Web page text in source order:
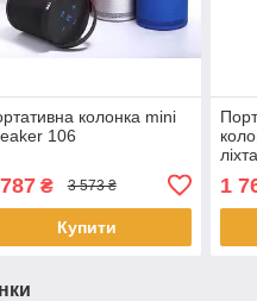
колонка mini
106
₴ 3 573 ₴
Купити
1